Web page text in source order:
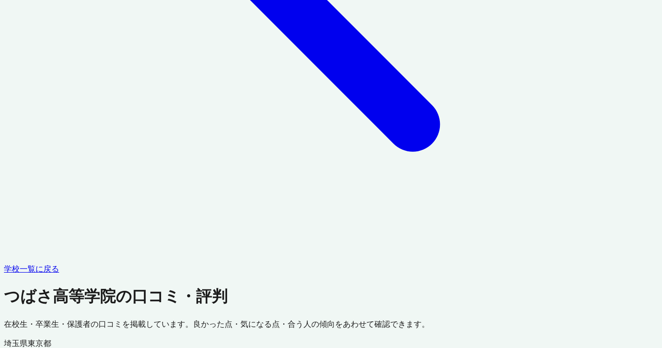
学校一覧に戻る
つばさ高等学院の口コミ・評判
在校生・卒業生・保護者の口コミを掲載しています。良かった点・気になる点・合う人の傾向をあわせて確認できます。
埼玉県東京都